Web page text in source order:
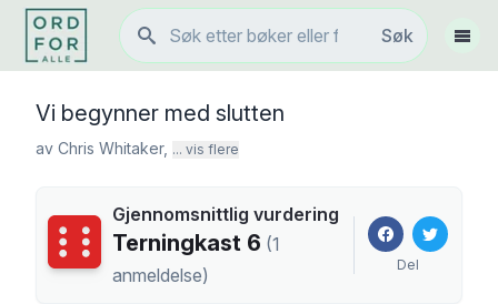
Søk
Søk
Vis
Vi begynner med slutten
av Chris Whitaker, ... vis flere
Terningkast
Gjennomsnittlig vurdering
Terningkast 6 (1
anmeldelse) Del